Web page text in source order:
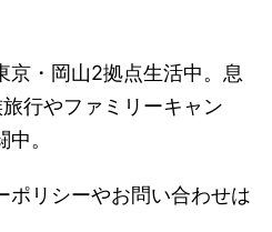
京・岡山2拠点生活中。息
行やファミリーキャン
。
ポリシーやお問い合わせは